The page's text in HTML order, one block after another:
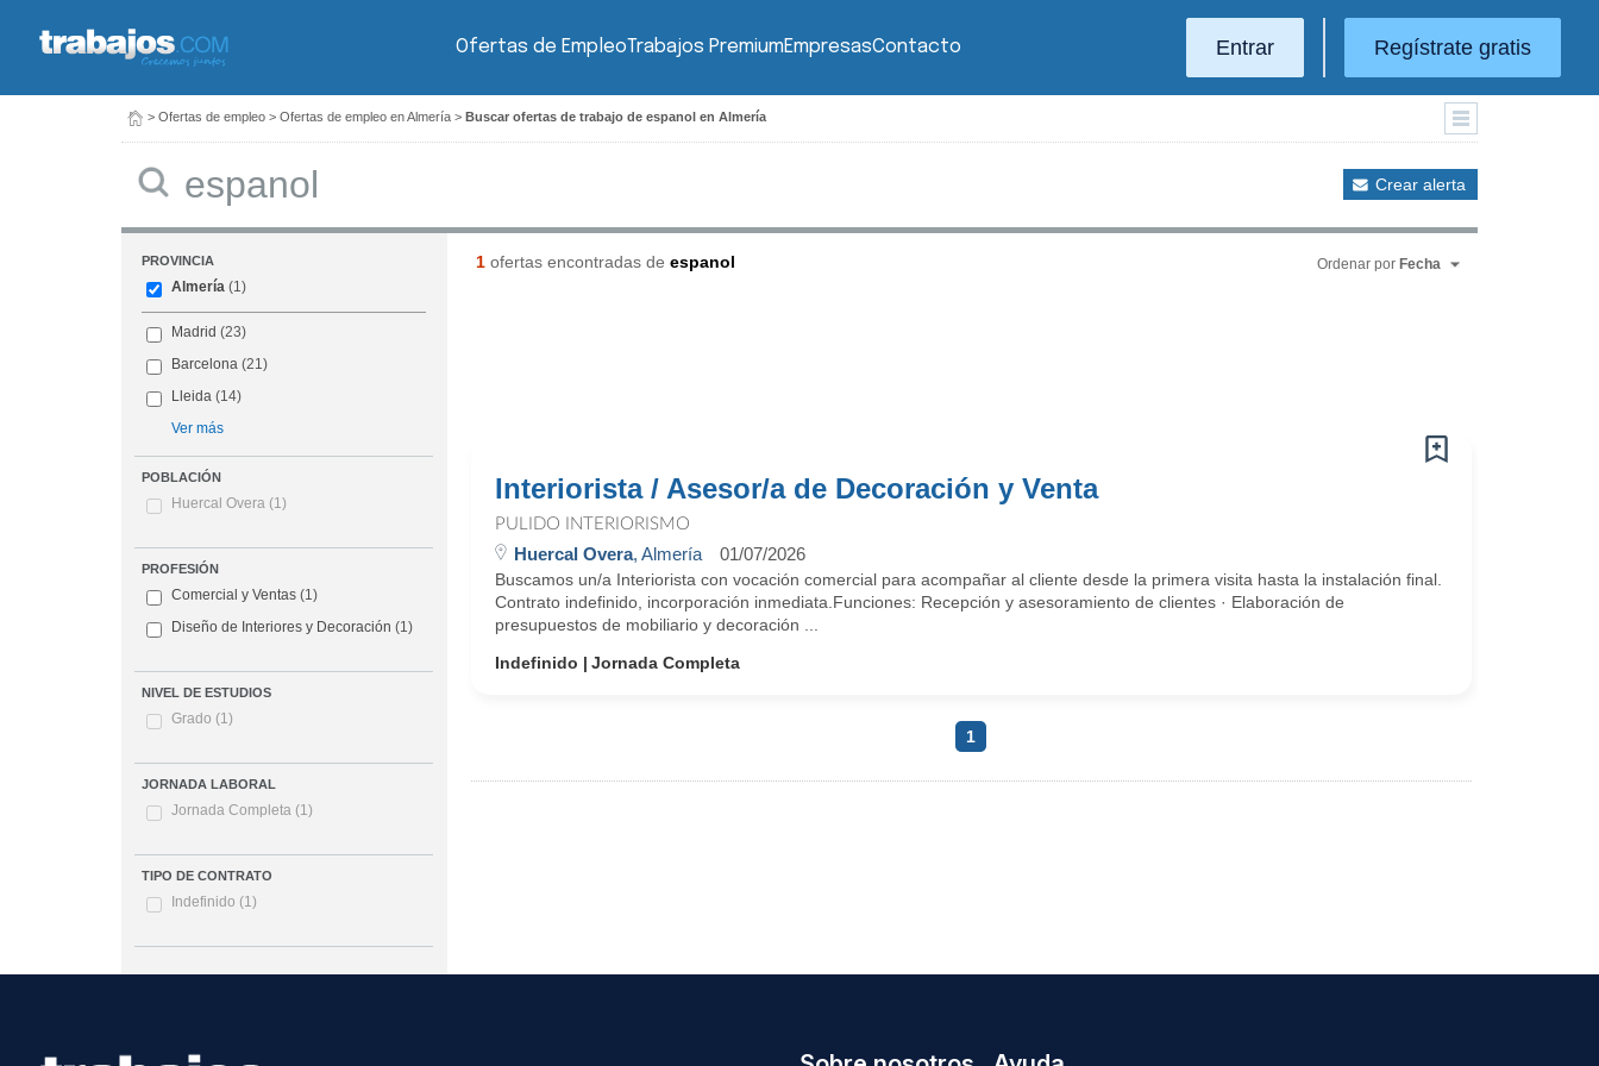
Ofertas de EmpleoTrabajos PremiumEmpresasContacto Entrar Regístrate gratis
> Ofertas de empleo > Ofertas de empleo en Almería > Buscar ofertas de trabajo de espanol en Almería
Crear alerta
PROVINCIA
Almería (1)
Madrid (23)
Barcelona (21)
Lleida (14)
Ver más
POBLACIÓN
Huercal Overa (1)
PROFESIÓN
Comercial y Ventas (1)
Diseño de Interiores y Decoración (1)
NIVEL DE ESTUDIOS
Grado (1)
JORNADA LABORAL
Jornada Completa (1)
TIPO DE CONTRATO
Indefinido (1)
1ofertas encontradas de espanol Ordenar por Fecha
Interiorista / Asesor/a de Decoración y Venta
PULIDO INTERIORISMO
Huercal Overa, Almería 01/07/2026
Buscamos un/a Interiorista con vocación comercial para acompañar al cliente desde la primera visita hasta la instalación final.
Contrato indefinido, incorporación inmediata.Funciones: Recepción y asesoramiento de clientes · Elaboración de
presupuestos de mobiliario y decoración ...
Indefinido
Jornada Completa
1